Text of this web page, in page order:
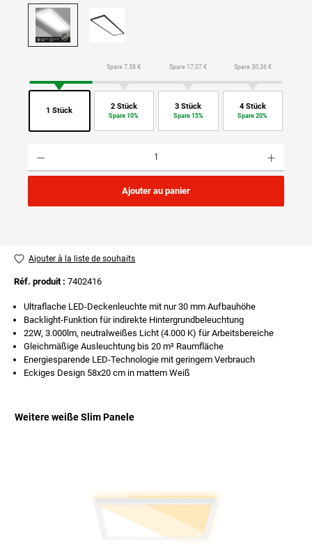
1 Stück
Spare 7,58 €
2 Stück
Spare 10%
Spare 17,07 €
3 Stück
Spare 15%
Spare 30,36 €
4 Stück
Spare 20%
Ajouter au panier
Ajouter à la liste de souhaits
Réf. produit : 7402416
Ultraflache LED-Deckenleuchte mit nur 30 mm Aufbauhöhe
Backlight-Funktion für indirekte Hintergrundbeleuchtung
22W, 3.000lm, neutralweißes Licht (4.000 K) für Arbeitsbereiche
Gleichmäßige Ausleuchtung bis 20 m² Raumfläche
Energiesparende LED-Technologie mit geringem Verbrauch
Eckiges Design 58x20 cm in mattem Weiß
Weitere weiße Slim Panele